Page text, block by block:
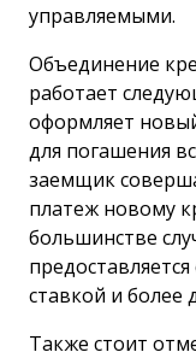
управляемыми.
Объединение
работает
оформляет
для погашения
заемщик
платеж новому
большинстве
ставкой и более
Также стоит